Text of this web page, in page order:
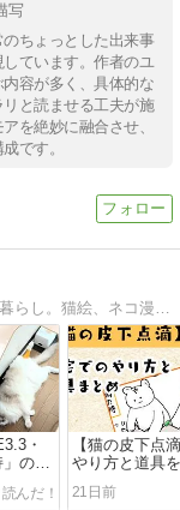
写
ちょっとした出来事
ています。作者のユ
容が多く、具体的な
と読ませる工夫が施
を絶妙に融合させ、
です。
左後ろ足のケガがなかなか治らない猫との暮らし。猫絵、ネコ漫画、ネコ情報をちまちまと投稿しています(*^^*)
・
の裏
話
【猫の皮下点
やり方と道具
た｜点滴中は
った瞬間に豹
21日前